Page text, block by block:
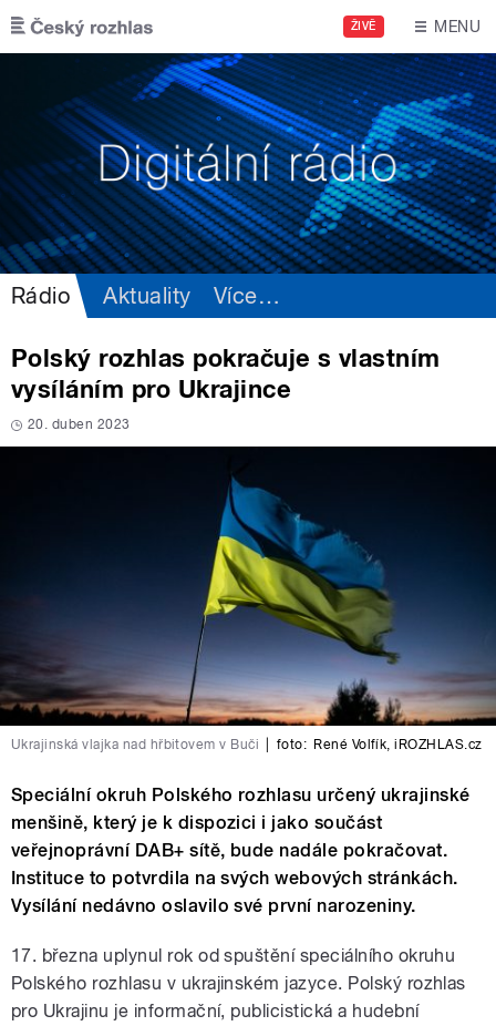
Přejít k hlavnímu obsahu
ŽIVĚ MENU
Rádio Aktuality Více…
Polský rozhlas pokračuje s vlastním
vysíláním pro Ukrajince
20. duben 2023
Ukrajinská vlajka nad hřbitovem v Buči foto: René Volfík,iROZHLAS.cz
Speciální okruh Polského rozhlasu určený ukrajinské
menšině, který je k dispozici i jako součást
veřejnoprávní DAB+ sítě, bude nadále pokračovat.
Instituce to potvrdila na svých webových stránkách.
Vysílání nedávno oslavilo své první narozeniny.
17. března uplynul rok od spuštění speciálního okruhu
Polského rozhlasu v ukrajinském jazyce. Polský rozhlas
pro Ukrajinu je informační, publicistická a hudební